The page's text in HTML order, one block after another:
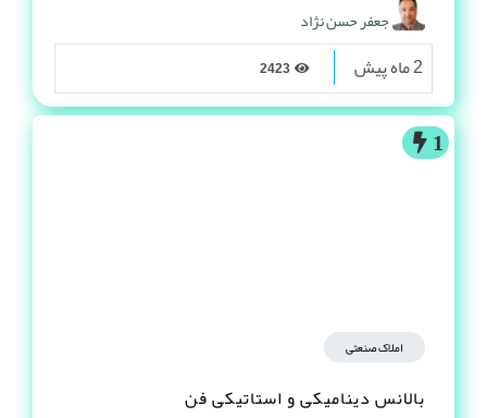
جعفر حسن نژاد
2 ماه پیش
1
املاک صنعتی
بالانس دینامیکی و استاتیکی فن